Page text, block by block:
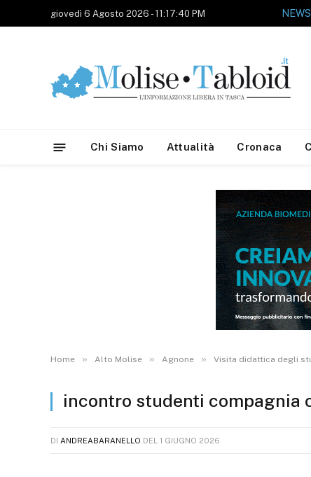
giovedì 6 Agosto 2026 - 11:17:40 PM NEWS
Chi Siamo Attualità Cronaca
Home » Alto Molise » Agnone » Visita didattica degli
incontro studenti compagnia
DI ANDREABARANELLO DEL 1 GIUGNO 2026